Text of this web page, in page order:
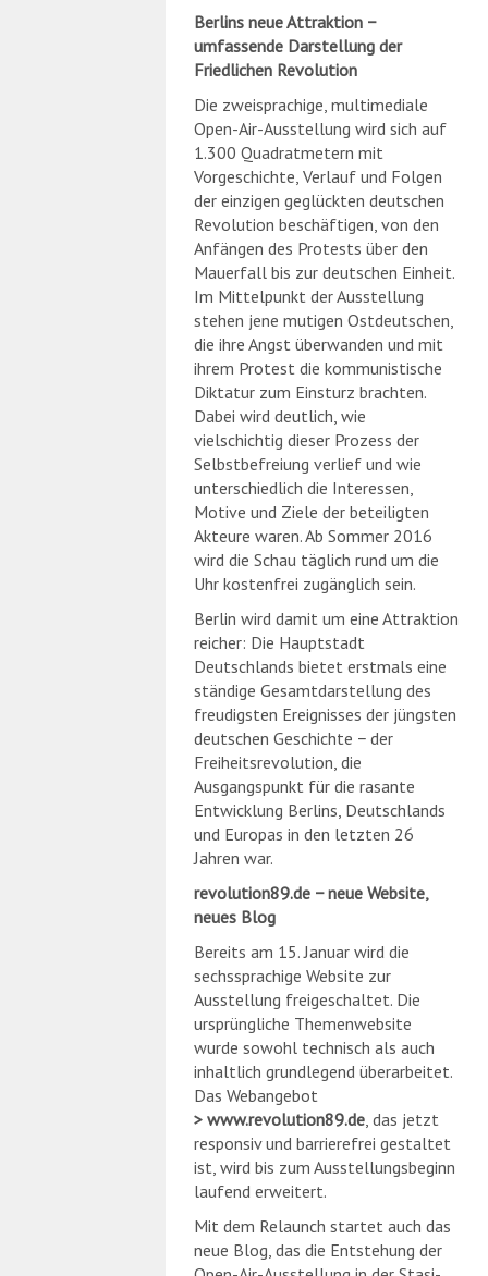
Berlins neue Attraktion −
umfassende Darstellung der
Friedlichen Revolution
Die zweisprachige, multimediale
Open-Air-Ausstellung wird sich auf
1.300 Quadratmetern mit
Vorgeschichte, Verlauf und Folgen
der einzigen geglückten deutschen
Revolution beschäftigen,­ von den
Anfängen des Protests über den
Mauerfall bis zur deutschen Einheit.
Im Mittelpunkt der Ausstellung
stehen jene mutigen Ostdeutschen,
die ihre Angst überwanden und mit
ihrem Protest die kommunistische
Diktatur zum Einsturz brachten.
Dabei wird deutlich, wie
vielschichtig dieser Prozess der
Selbstbefreiung verlief und wie
unterschiedlich die Interessen,
Motive und Ziele der beteiligten
Akteure waren. Ab Sommer 2016
wird die Schau täglich rund um die
Uhr kostenfrei zugänglich sein.
Berlin wird damit um eine Attraktion
reicher: Die Hauptstadt
Deutschlands bietet erstmals eine
ständige Gesamtdarstellung des
freudigsten Ereignisses der jüngsten
deutschen Geschichte − der
Freiheitsrevolution, die
Ausgangspunkt für die rasante
Entwicklung Berlins, Deutschlands
und Europas in den letzten 26
Jahren war.
revolution89.de − neue Website,
neues Blog
Bereits am 15. Januar wird die
sechssprachige Website zur
Ausstellung freigeschaltet. Die
ursprüngliche Themenwebsite
wurde sowohl technisch als auch
inhaltlich grundlegend überarbeitet.
Das Webangebot
www.revolution89.de, das jetzt
responsiv und barrierefrei gestaltet
ist, wird bis zum Ausstellungsbeginn
laufend erweitert.
Mit dem Relaunch startet auch das
neue Blog, das die Entstehung der